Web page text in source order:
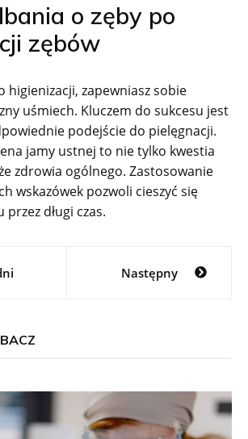
o zęby po
zębów
higienizacji, zapewniasz sobie
uśmiech. Kluczem do sukcesu jest
podejście do pielęgnacji.
jamy ustnej to nie tylko kwestia
zdrowia ogólnego. Zastosowanie
wskazówek pozwoli cieszyć się
długi czas.
Następny